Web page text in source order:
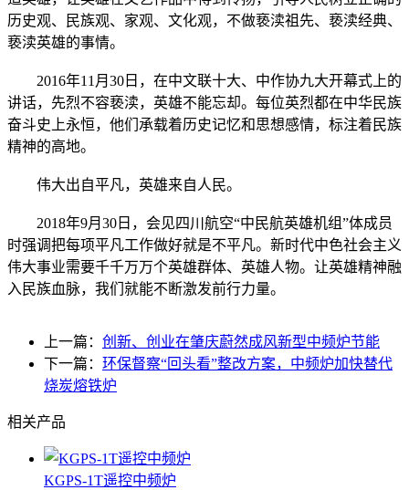
历史观、民族观、家观、文化观，不做亵渎祖先、亵渎经典、
亵渎英雄的事情。
2016年11月30日，在中文联十大、中作协九大开幕式上的
讲话，先烈不容亵渎，英雄不能忘却。每位英烈都在中华民族
奋斗史上永恒，他们承载着历史记忆和思想感情，标注着民族
精神的高地。
伟大出自平凡，英雄来自人民。
2018年9月30日，会见四川航空“中民航英雄机组”体成员
时强调把每项平凡工作做好就是不平凡。新时代中色社会主义
伟大事业需要千千万万个英雄群体、英雄人物。让英雄精神融
入民族血脉，我们就能不断激发前行力量。
上一篇： 创新、创业在肇庆蔚然成风新型中频炉节能
下一篇： 环保督察“回头看”整改方案，中频炉加快替代
烧炭熔铁炉
相关产品
KGPS-1T遥控中频炉